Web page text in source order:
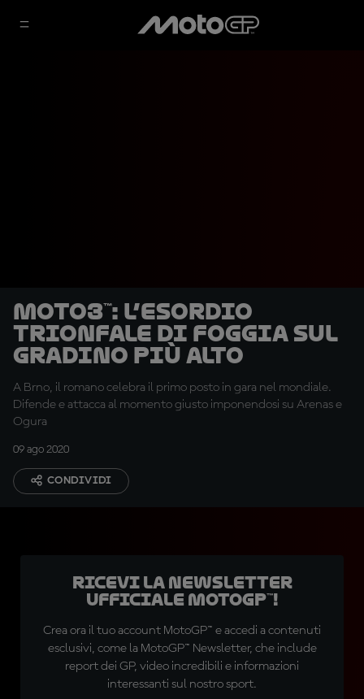
Moto3™: L’esordio
trionfale di Foggia sul
gradino più alto
A Brno, il romano celebra il primo posto in gara nel mondiale.
Difende e attacca al momento giusto imponendosi su Arenas e
Ogura
09 ago 2020
CONDIVIDI
Ricevi la newsletter
ufficiale MotoGP™!
Crea ora il tuo account MotoGP™ e accedi a contenuti
esclusivi, come la MotoGP™ Newsletter, che include
report dei GP, video incredibili e informazioni
interessanti sul nostro sport.